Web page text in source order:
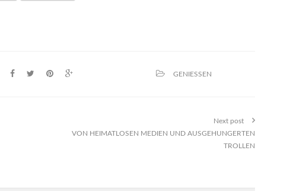
GENIESSEN
Next post
VON HEIMATLOSEN MEDIEN UND AUSGEHUNGERTEN
TROLLEN